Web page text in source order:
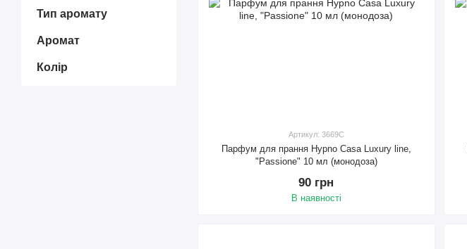
Артикул: 3669C
Парфум для прання Hypno Casa Luxury line,
"Passione" 10 мл (монодоза)
90 грн
В наявності
Тип аромату
Аромат
Колір